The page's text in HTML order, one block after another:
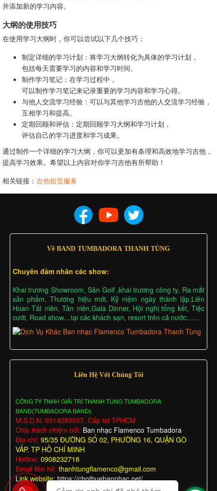
并添加新的学习内容。
大纲的使用技巧
在使用学习大纲时，你可以尝试以下几个技巧：
制定详细的学习计划：将学习大纲转化为具体的学习计划，
包括每天需要学习的内容和学习时间。
制作学习笔记：在学习过程中，
可以制作学习笔记来记录重要的学习内容和学习心得。
与他人交流学习经验：可以与其他学习吉他的人交流学习经验，
互相学习和提高。
定期回顾和评估：定期回顾学习大纲和学习计划，
评估自己的学习进度和学习成果。
通过制作一个详细的学习大纲，你可以更加有条理和高效地学习吉他，
提高学习效果。希望以上内容对你学习吉他有所帮助！
相关链接： 吉他租赁服务
Về BAND TUMBADORA THANH TÙNG
Chuyên đảm nhân các show:
Khai trương Showroom, Sân Golf ,khai trương công ty, Ra mắt
sản phẩm, Thương hiệu mới, Kỷ niệm ngày thành lập,Liên
Hoan Tất niên, Tân niên,Gala Dinner, Hội nghị tổng kết, Tiệc
cưới, Road show…tại các khách sạn, resort trên cả nước……
Liên Hệ Với Chúng Tôi
CÔNG TY TNHH GIẢI TRÍ THANH TÙNG TUMBADORA
BAND(TUMBADORA BAND)
M.S.D.N: 0314283937, Cấp tại TPHCM
Chịu trách nhiệm bởi: Ban nhạc Flamenco Tumbadora
Địa chỉ: 95/35 ĐƯỜNG SỐ 02, PHƯỜNG 16, QUẬN GÒ
VẤP, TP HỒ CHÍ MINH
Hotline: 0908232718
Email liên hệ: thanhtungflamenco@gmail.com
Link website:https://chothuebannhac.net/